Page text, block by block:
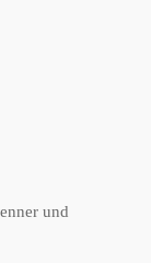
und